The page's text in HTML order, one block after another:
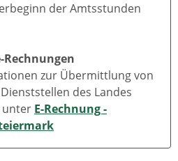
der Amtsstunden
zur Übermittlung von
des Landes
unter E-Rechnung -